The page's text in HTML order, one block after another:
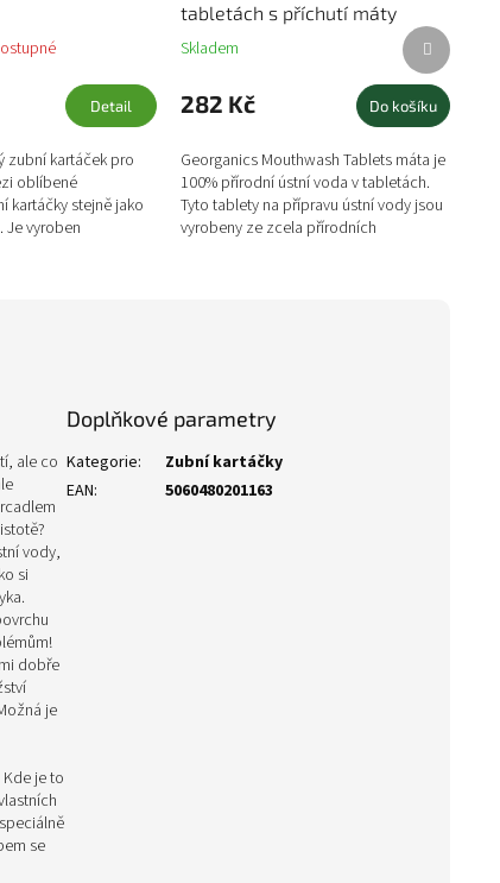
Detail
zubní kartáček pro
oblíbené
kartáčky stejně jako
Je vyroben
tabletách s příchutí máty
Skladem
282 Kč Do košíku
Georganics Mouthwash Tablets máta je
100% přírodní ústní voda v tabletách.
Tyto tablety na přípravu ústní vody jsou
vyrobeny ze zcela přírodních
Další
produkt
ale co
vody,
si
dobře
je
je to
se
Doplňkové parametry
Kategorie:
Zubní kartáčky
EAN: 5060480201163